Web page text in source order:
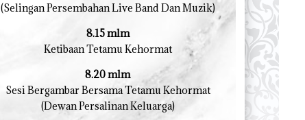
(Selingan Persembahan Live Band Dan Muzik)
8.15 mlm
Ketibaan Tetamu Kehormat
8.20 mlm
Sesi Bergambar Bersama Tetamu Kehormat
(Dewan Persalinan Keluarga)